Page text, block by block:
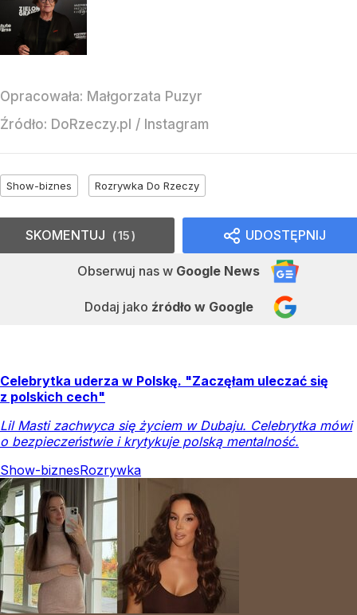
Opracowała: Małgorzata Puzyr
Źródło: DoRzeczy.pl / Instagram
Show-biznes Rozrywka Do Rzeczy
UDOSTĘPNIJ
Obserwuj nas w Google News
Dodaj jako źródło w Google
SKOMENTUJ 15
Celebrytka uderza w Polskę. "Zaczęłam uleczać się
z polskich cech"
Lil Masti zachwyca się życiem w Dubaju. Celebrytka mówi
o bezpieczeństwie i krytykuje polską mentalność.
Show-biznesRozrywka